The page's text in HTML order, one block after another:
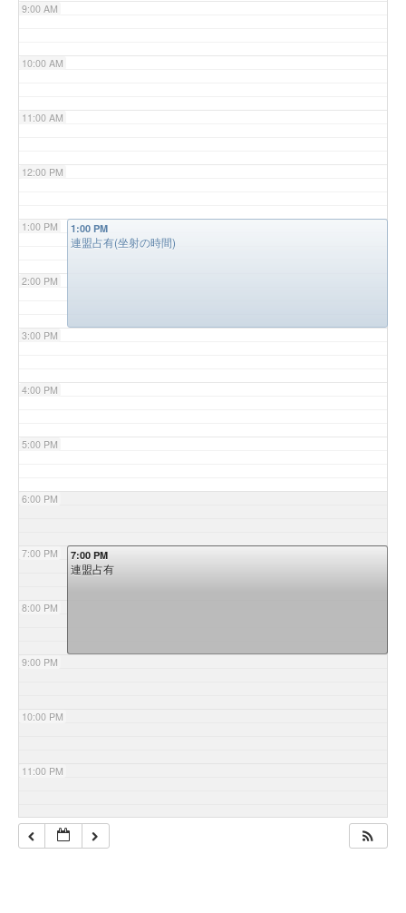
9:00 AM
10:00 AM
11:00 AM
12:00 PM
1:00 PM
2:00 PM
3:00 PM
4:00 PM
5:00 PM
6:00 PM
7:00 PM
8:00 PM
9:00 PM
10:00 PM
11:00 PM
1:00 PM
連盟占有(坐射の時間)
7:00 PM
連盟占有